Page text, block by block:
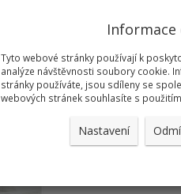
plísní. Pro
omývat
opláchnout
čisticí
rozpouštědel....
Informace
Tyto webové stránky používají k
analýze návštěvnosti soubory cookie.
stránky používáte, jsou sdíleny se
webových stránek souhlasíte s
Nastavení